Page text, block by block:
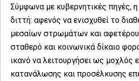
Σύμφωνα με κυβερνητικές πηγές, η
διττή: αφενός να ενισχυθεί το
μεσαίων στρωμάτων και
σταθερό και κοινωνικά δίκαιο
ικανό να λειτουργήσει ως μοχλός
κατανάλωσης και προσέλκυσης